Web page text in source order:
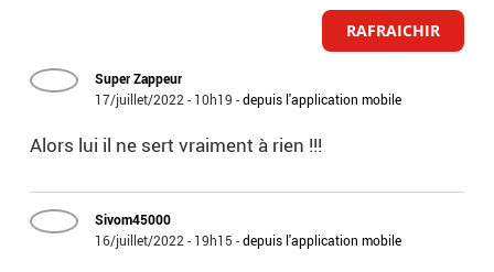
RAFRAICHIR
Super Zappeur
17/juillet/2022 - 10h19 -depuis l'application mobile
Alors lui il ne sert vraiment à rien !!!
Sivom45000
16/juillet/2022 - 19h15 -depuis l'application mobile